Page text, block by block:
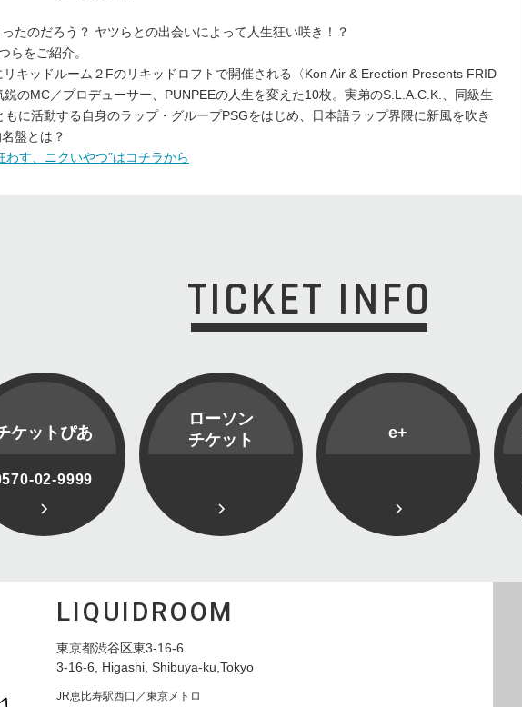
たのだろう？ ヤツらとの出会いによって人生狂い咲き！？
らをご紹介。
キッドルーム２Fのリキッドロフトで開催される〈Kon Air & Erection Presents FRID
鋭のMC／プロデューサー、PUNPEEの人生を変えた10枚。実弟のS.L.A.C.K.、同級生
に活動する自身のラップ・グループPSGをはじめ、日本語ラップ界隈に新風を吹き
盤とは？
わす、ニクいやつ”はコチラから
TICKET INFO
ケットぴあ
02-9999
ローソン
チケット
e+
LIQUIDROOM
東京都渋谷区東3-16-6
3-16-6, Higashi, Shibuya-ku,Tokyo
JR恵比寿駅西口／東京メトロ